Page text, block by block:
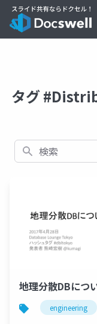
タグ
検索
地理分散DBにつ
engineering